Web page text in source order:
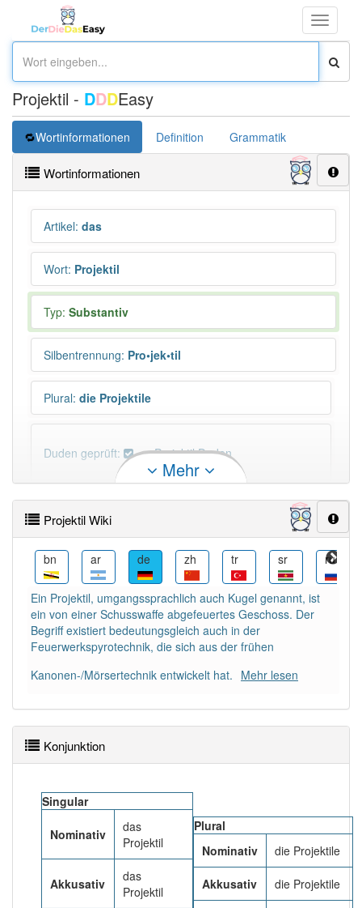
Toggle
Projektil - DDDEasy
Wortinformationen Definition Grammatik
Wortinformationen
Artikel: das
Wort: Projektil
Typ: Substantiv
Silbentrennung: Pro•jek•til
Plural: die Projektile
Duden geprüft: Projektil Duden
PowerIndex:9
Häufigkeit: 4 von 10
Wörter mit Endung-projektil: 1
Wörter mit Endung-projektilaber mit einem anderen
Das Wort wird häufig verwendet im Bereich
Fachsprache
korrekt erraten.
Mehr
Projektil Wiki
bn ar de zh tr sr ru
Ein Projektil, umgangssprachlich auch Kugel genannt, ist
ein von einer Schusswaffe abgefeuertes Geschoss. Der
Begriff existiert bedeutungsgleich auch in der
Feuerwerkspyrotechnik, die sich aus der frühen
Kanonen-/Mörsertechnik entwickelt hat. Mehr lesen
Konjunktion
Singular
Nominativ
das
Projektil
Akkusativ
das
Projektil
Plural
Nominativ
die Projektile
Akkusativ die Projektile